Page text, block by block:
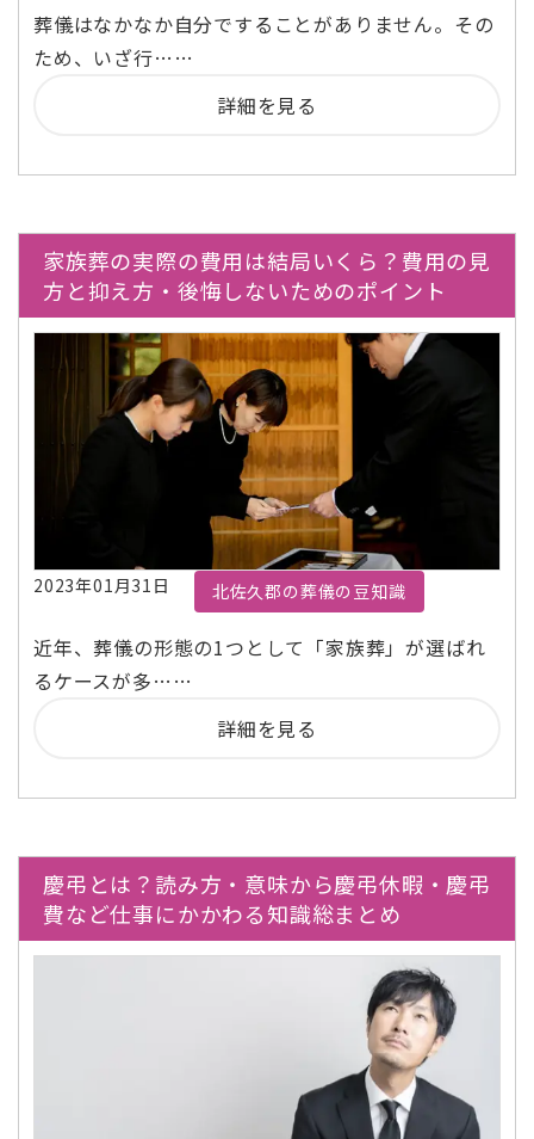
葬儀はなかなか自分ですることがありません。その
ため、いざ行……
詳細を見る
家族葬の実際の費用は結局いくら？費用の見
方と抑え方・後悔しないためのポイント
2023年01月31日 北佐久郡の葬儀の豆知識
近年、葬儀の形態の1つとして「家族葬」が選ばれ
るケースが多……
詳細を見る
慶弔とは？読み方・意味から慶弔休暇・慶弔
費など仕事にかかわる知識総まとめ